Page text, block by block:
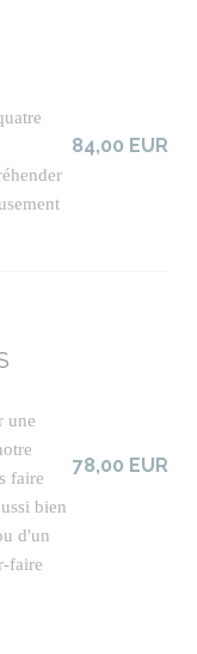
84,00 EUR
une
faire
bien
d'un
faire
78,00 EUR